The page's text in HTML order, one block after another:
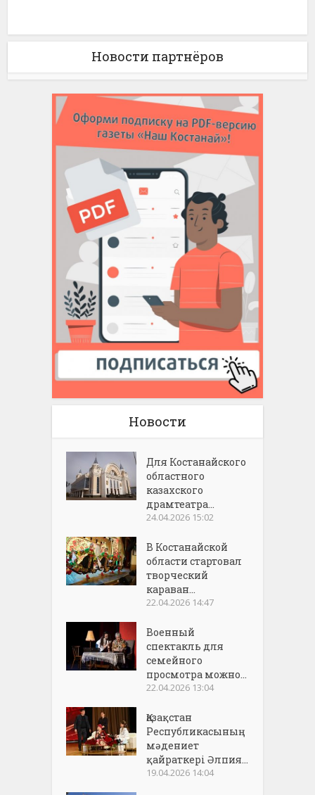
Новости партнёров
Новости
Для Костанайского
областного
казахского
драмтеатра...
24.04.2026 15:02
В Костанайской
области стартовал
творческий
караван...
22.04.2026 14:47
Военный
спектакль для
семейного
просмотра можно...
22.04.2026 13:04
Қазақстан
Республикасының
мәдениет
қайраткері Әлпия...
19.04.2026 14:04